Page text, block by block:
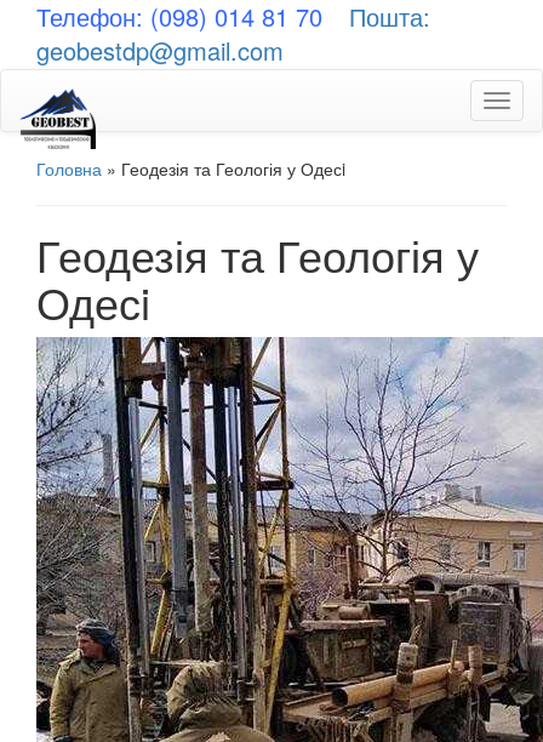
Телефон: (098) 014 81 70
Пошта:
geobestdp@gmail.com
Головна » Геодезія та Геологія у Одесi
Геодезія та Геологія у
Одесi